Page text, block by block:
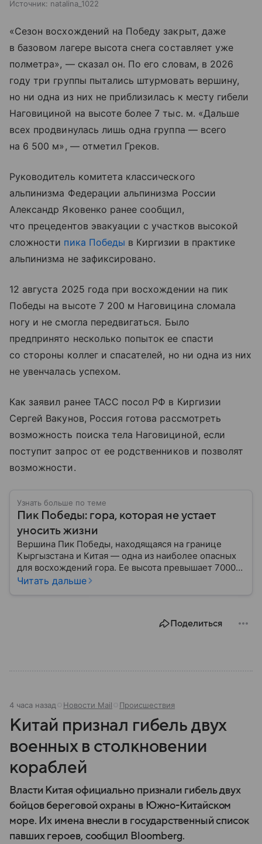
Источник: natalina_1022
«Сезон восхождений на Победу закрыт, даже
в базовом лагере высота снега составляет уже
полметра», — сказал он. По его словам, в 2026
году три группы пытались штурмовать вершину,
но ни одна из них не приблизилась к месту гибели
Наговициной на высоте более 7 тыс. м. «Дальше
всех продвинулась лишь одна группа — всего
на 6 500 м», — отметил Греков.
Руководитель комитета классического
альпинизма Федерации альпинизма России
Александр Яковенко ранее сообщил,
что прецедентов эвакуации с участков высокой
сложности пика Победы в Киргизии в практике
альпинизма не зафиксировано.
12 августа 2025 года при восхождении на пик
Победы на высоте 7 200 м Наговицина сломала
ногу и не смогла передвигаться. Было
предпринято несколько попыток ее спасти
со стороны коллег и спасателей, но ни одна из них
не увенчалась успехом.
Как заявил ранее ТАСС посол РФ в Киргизии
Сергей Вакунов, Россия готова рассмотреть
возможность поиска тела Наговициной, если
поступит запрос от ее родственников и позволят
возможности.
Узнать больше по теме
Пик Победы: гора, которая не устает
уносить жизни
Вершина Пик Победы, находящаяся на границе
Кыргызстана и Китая — одна из наиболее опасных
для восхождений гора. Ее высота превышает 7000
метров, а северное расположение на стыке двух
Читать дальше
Поделиться
4 часа назад Новости Mail Происшествия
Китай признал гибель двух
военных в столкновении
кораблей
Власти Китая официально признали гибель двух
бойцов береговой охраны в Южно-Китайском
море. Их имена внесли в государственный список
павших героев, сообщил Bloomberg.